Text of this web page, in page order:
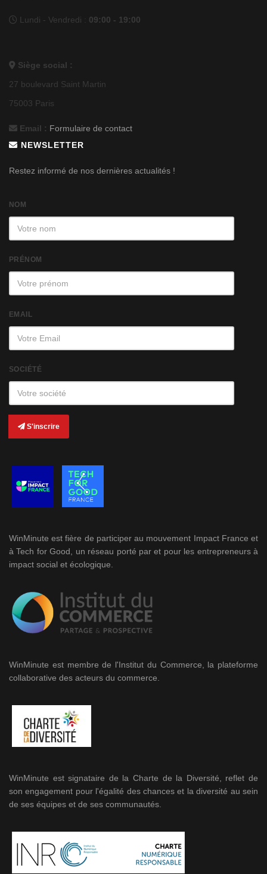
Lundi - Vendredi : 09:00 - 19:00
Siège social :
27 boulevard Saint Martin
75003 Paris
Email : Formulaire de contact
NEWSLETTER
Restez informé de nos dernières actualités !
NOM
PRÉNOM
EMAIL
SOCIÉTÉ
S'inscrire
WinMinute est fière de participer au mouvement Impact France et
à Tech for Good, un réseau porté par et pour les entrepreneurs à
impact social et écologique.
WinMinute est membre de l'Institut du Commerce, la plateforme
collaborative des acteurs du commerce.
WinMinute est signataire de la Charte de la Diversité, reflet de
son engagement pour l'égalité des chances et la diversité au sein
de ses équipes et de ses communautés.